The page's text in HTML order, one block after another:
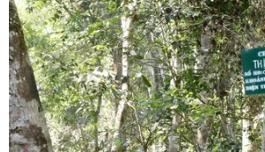
cầu Vĩnh Tuy từ ngày 18/10
18/10/2023 06:31
Phương án phân luồng tổ chức giao
Tuy mới (cầu Vĩnh Tuy giai đoạn 2) và
(cầu Vĩnh Tuy giai đoạn 1) có hiệu lực